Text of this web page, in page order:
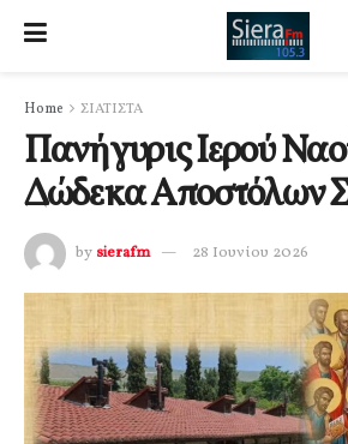
Home ΣΙΑΤΙΣΤΑ
Πανήγυρις Ιερού
Δώδεκα Αποστόλων
by sierafm 28 Ιουνίου 2026